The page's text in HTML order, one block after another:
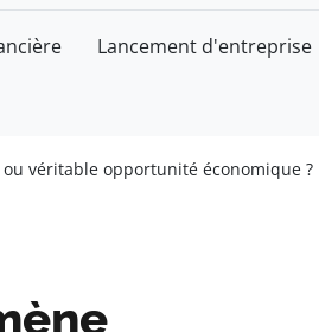
Lancement d'entreprise
véritable opportunité économique ?